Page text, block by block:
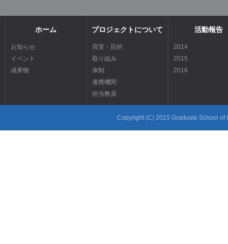
ホーム
お知らせ
イベント
成果物
プロジェクトについて
背景・目的
取り組み
体制
連携機関
担当教員
活動報告
2014
2015
2016
Copyright (C) 2015 Graduate School of